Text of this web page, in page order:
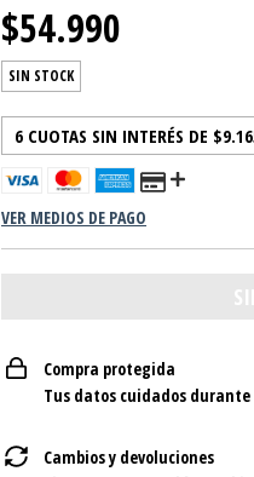
$54.990
SIN STOCK
6 CUOTAS SIN INTERÉS DE
VER MEDIOS DE PAGO
Compra protegida
Tus datos cuidados
Cambios y devoluciones